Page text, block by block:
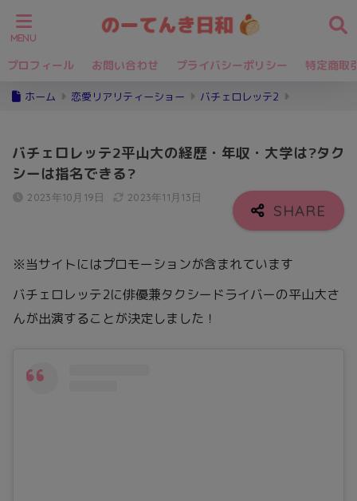
プロフィール お問い合わせ プライバシーポリシー 特定商取
ホーム 恋愛リアリティーショー バチェロレッテ2
バチェロレッテ2平山大の経歴・年収・大学は?タク
シーは指名できる?
2023年10月19日 2023年11月13日
※当サイトにはプロモーションが含まれています
バチェロレッテ2に俳優兼タクシードライバーの平山大さ
んが出演することが決定しました！